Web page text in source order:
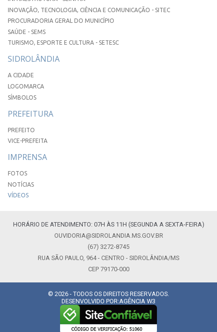
INOVAÇÃO, TECNOLOGIA, CIÊNCIA E COMUNICAÇÃO - SITEC
PROCURADORIA GERAL DO MUNICÍPIO
SAÚDE - SEMS
TURISMO, ESPORTE E CULTURA - SETESC
SIDROLÂNDIA
A CIDADE
LOGOMARCA
SÍMBOLOS
PREFEITURA
PREFEITO
VICE-PREFEITA
IMPRENSA
FOTOS
NOTÍCIAS
VÍDEOS
HORÁRIO DE ATENDIMENTO: 07H ÀS 11H (SEGUNDA A SEXTA-FEIRA)
OUVIDORIA@SIDROLANDIA.MS.GOV.BR
(67) 3272-8745
RUA SÃO PAULO, 964 - CENTRO - SIDROLÂNDIA/MS
CEP 79170-000
© 2026 - TODOS OS DIREITOS RESERVADOS.
DESENVOLVIDO POR:AGÊNCIA W3